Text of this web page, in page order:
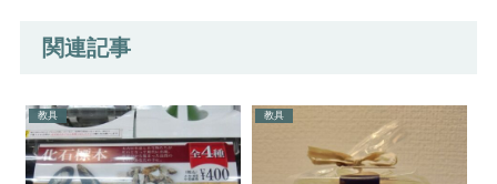
関連記事
教具 教具